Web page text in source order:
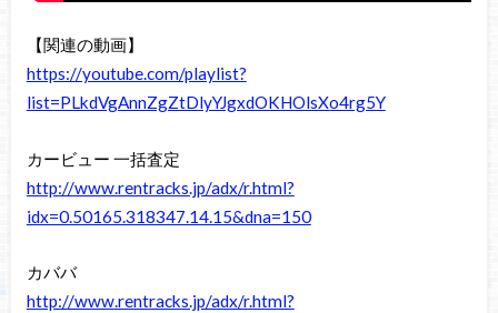
【関連の動画】
https://youtube.com/playlist?
list=PLkdVgAnnZgZtDlyYJgxdOKHOlsXo4rg5Y
カービュー 一括査定
http://www.rentracks.jp/adx/r.html?
idx=0.50165.318347.14.15&dna=150
カババ
http://www.rentracks.jp/adx/r.html?